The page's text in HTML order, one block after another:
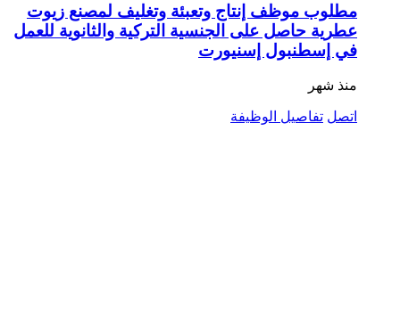
مطلوب موظف إنتاج وتعبئة وتغليف لمصنع زيوت
عطرية حاصل على الجنسية التركية والثانوية للعمل
في إسطنبول إسنيورت
منذ شهر
اتصل تفاصيل الوظيفة